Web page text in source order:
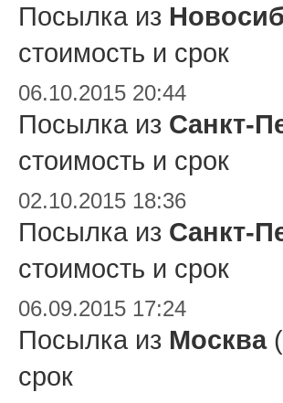
Посылка из
стоимость и срок
06.10.2015 20:44
Посылка из Санкт-
стоимость и срок
02.10.2015 18:36
Посылка из Санкт-
стоимость и срок
06.09.2015 17:24
Посылка из Москва
срок